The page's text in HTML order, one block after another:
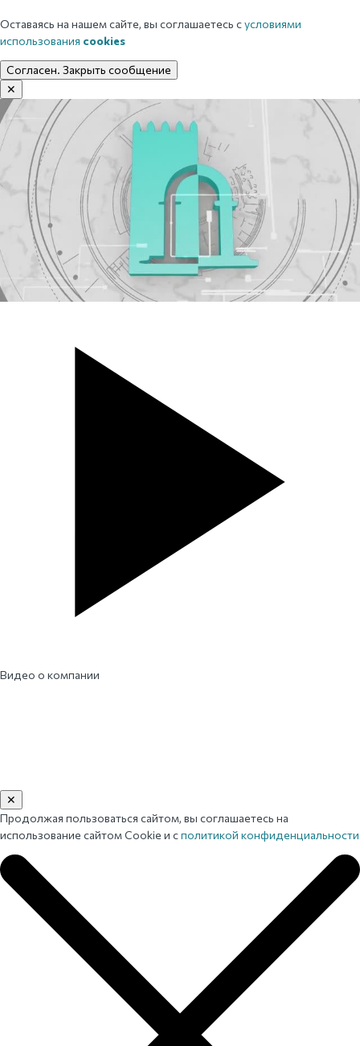
Оставаясь на нашем сайте, вы соглашаетесь сусловиями
использования cookies
Согласен. Закрыть сообщение
✕
Видео о компании
✕
Продолжая пользоваться сайтом, вы соглашаетесь на
использование сайтом Cookie и сполитикой конфиденциальности